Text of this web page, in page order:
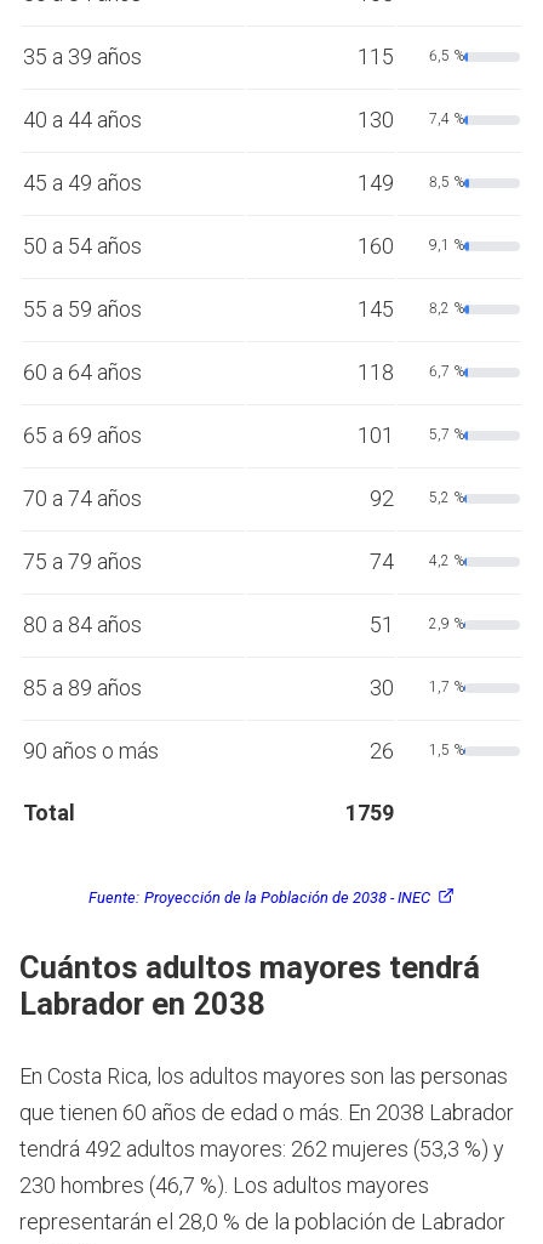
35 a 39 años 115 6,5 %
40 a 44 años 130 7,4 %
45 a 49 años 149 8,5 %
50 a 54 años 160 9,1 %
55 a 59 años 145 8,2 %
60 a 64 años 118 6,7 %
65 a 69 años 101 5,7 %
70 a 74 años 92 5,2 %
75 a 79 años 74 4,2 %
80 a 84 años 51 2,9 %
85 a 89 años 30 1,7 %
90 años o más 26 1,5 %
Total 1759
Fuente: Proyección de la Población de 2038 - INEC
Cuántos adultos mayores tendrá
Labrador en 2038
En Costa Rica, los adultos mayores son las personas
que tienen 60 años de edad o más. En 2038 Labrador
tendrá 492 adultos mayores: 262 mujeres (53,3 %) y
230 hombres (46,7 %). Los adultos mayores
representarán el 28,0 % de la población de Labrador